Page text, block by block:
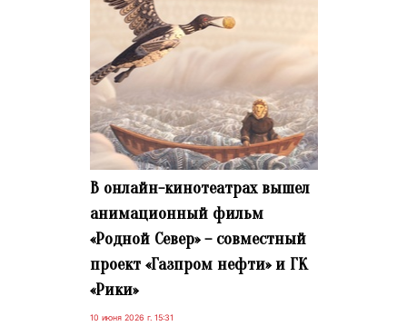
В онлайн-кинотеатрах вышел
анимационный фильм
«Родной Север» – совместный
проект «Газпром нефти» и ГК
«Рики»
10 июня 2026 г. 15:31